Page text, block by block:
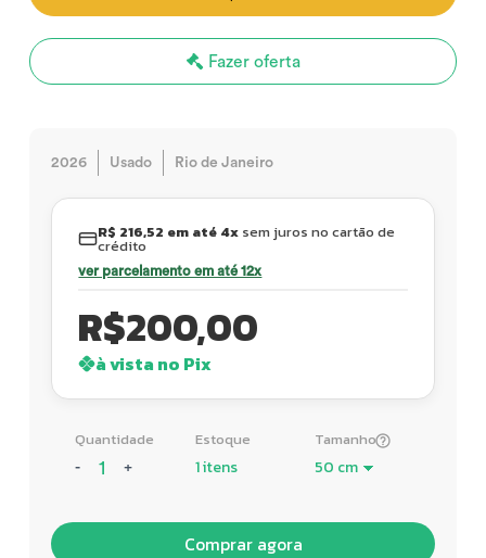
Fazer oferta
2026 Usado Rio de Janeiro
R$ 216,52 em até 4x sem juros no cartão de
crédito
ver parcelamento em até 12x
R$200,00
à vista no Pix
Quantidade
- +
Estoque
1 itens
Tamanho
Comprar agora